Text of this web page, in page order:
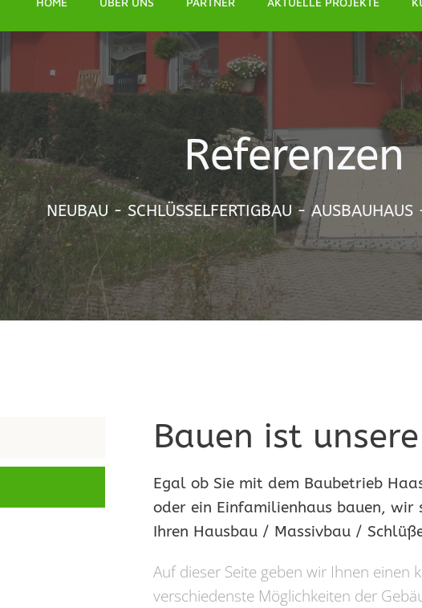
Referenzen
NEUBAU - SCHLÜSSELFERTIGBAU -
Bauen ist
Egal ob Sie mit dem Baubetrieb
oder ein Einfamilienhaus bauen,
Ihren Hausbau / Massivbau /
Auf dieser Seite geben wir Ihnen
verschiedenste Möglichkeiten der